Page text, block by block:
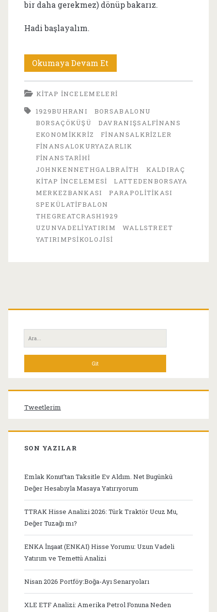
bir daha gerekmez) dönüp bakarız.
Hadi başlayalım.
Okumaya Devam Et
Buhranı:
Galbraith’ten
Altı
Çizili
Dersler
—
Balon,
ve
Çöküş
KITAP İNCELEMELERI
1929BUHRANI
BORSABALONU
BORSAÇÖKÜŞÜ
DAVRANIŞSALFINANS
EKONOMIKKRIZ
FINANSALKRIZLER
FINANSALOKURYAZARLIK
FINANSTARIHI
JOHNKENNETHGALBRAITH
KALDIRAÇ
KITAP İNCELEMESI
LATTEDENBORSAYA
MERKEZBANKASI
PARAPOLITIKASI
SPEKÜLATIFBALON
THEGREATCRASH1929
UZUNVADELIYATIRIM
WALLSTREET
YATIRIMPSIKOLOJISI
Birincil
Yan
Menü
Ara:
Tweetlerim
SON YAZILAR
Emlak Konut’tan Taksitle Ev Aldım. Net Bugünkü
Değer Hesabıyla Masaya Yatırıyorum
TTRAK Hisse Analizi 2026: Türk Traktör Ucuz Mu,
Değer Tuzağı mı?
ENKA İnşaat (ENKAI) Hisse Yorumu: Uzun Vadeli
Yatırım ve Temettü Analizi
Nisan 2026 Portföy:Boğa-Ayı Senaryoları
XLE ETF Analizi: Amerika Petrol Fonuna Neden